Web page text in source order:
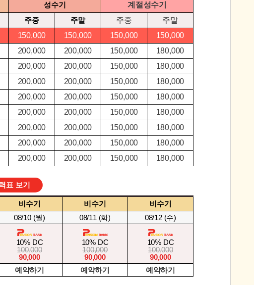
성수기
계절성수기
주중 주말 주중
주말
150,000 150,000 150,000
150,000
200,000 200,000 150,000
180,000
200,000 200,000 150,000
180,000
200,000 200,000 150,000
180,000
200,000 200,000 150,000
180,000
200,000 200,000 150,000
180,000
200,000 200,000 150,000
180,000
200,000 200,000 150,000
180,000
200,000 200,000 150,000 180,000